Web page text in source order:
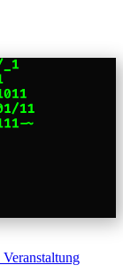
Veranstaltung